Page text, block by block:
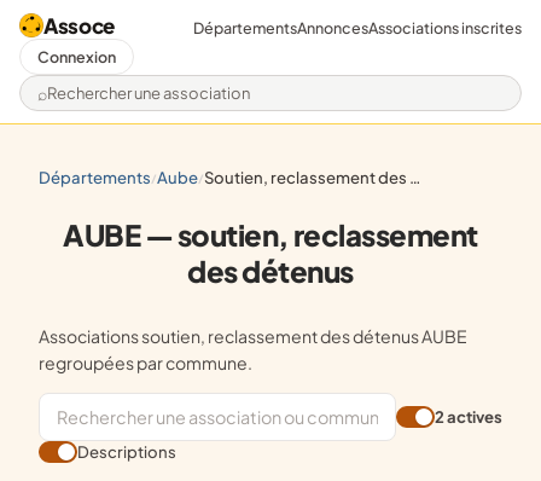
Assoce
Rechercher une association
DépartementsAnnoncesAssociations inscrites
Connexion
départements/ aube/ soutien, reclassement des détenus
AUBE — soutien, reclassement
des détenus
Associations soutien, reclassement des détenus AUBE
regroupées par commune.
2 actives
Descriptions